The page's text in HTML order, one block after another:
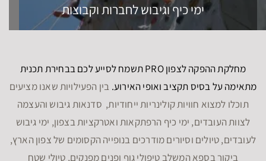
ימי כיף וגיבוש לחברות וקבוצות
מחלקת ההפקה לצפון PRO תשמח לסייע לכם בבחירת תכנית
מתאימה על בסיס תקציב ואופי האירוע. בין הפעילויות שאנו מציעים
תוכלו למצוא חוויות קולינריות ייחודיות, סדנאות גיבוש והעצמה
לצוות העובדים, ימי כיף הרפתקאות ואטרקציות בצפון, ימי גיבוש
לעובדים, טיולים וסיורים מודרכים בנופייה הקסומים של צפון הארץ,
ביקור בספא המשלב טיפולי גוף ופנים מפנקים, טיולי שטח